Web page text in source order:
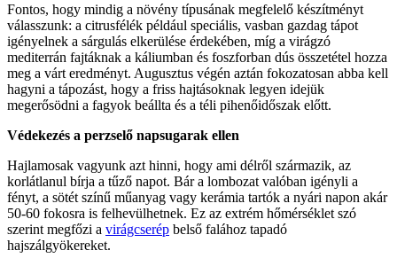
Fontos, hogy mindig a növény típusának megfelelő készítményt
válasszunk: a citrusfélék például speciális, vasban gazdag tápot
igényelnek a sárgulás elkerülése érdekében, míg a virágzó
mediterrán fajtáknak a káliumban és foszforban dús összetétel hozza
meg a várt eredményt. Augusztus végén aztán fokozatosan abba kell
hagyni a tápozást, hogy a friss hajtásoknak legyen idejük
megerősödni a fagyok beállta és a téli pihenőidőszak előtt.
Védekezés a perzselő napsugarak ellen
Hajlamosak vagyunk azt hinni, hogy ami délről származik, az
korlátlanul bírja a tűző napot. Bár a lombozat valóban igényli a
fényt, a sötét színű műanyag vagy kerámia tartók a nyári napon akár
50-60 fokosra is felhevülhetnek. Ez az extrém hőmérséklet szó
szerint megfőzi a virágcserép belső falához tapadó
hajszálgyökereket.